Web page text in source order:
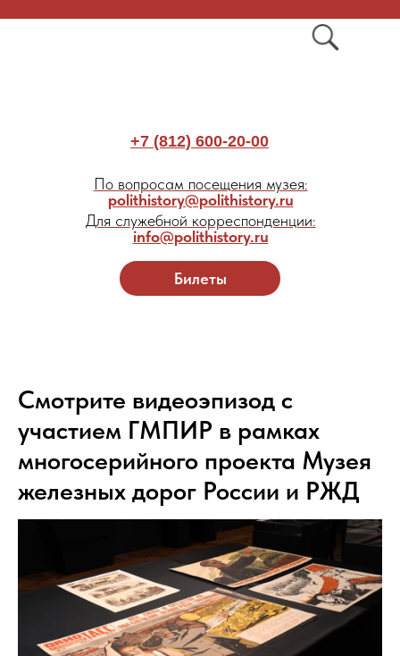
Билеты
+7 (812) 600-20-00
По вопросам посещения музея:
polithistory@polithistory.ru
Для служебной корреспонденции:
info@polithistory.ru
Смотрите видеоэпизод с
участием ГМПИР в рамках
многосерийного проекта Музея
железных дорог России и РЖД